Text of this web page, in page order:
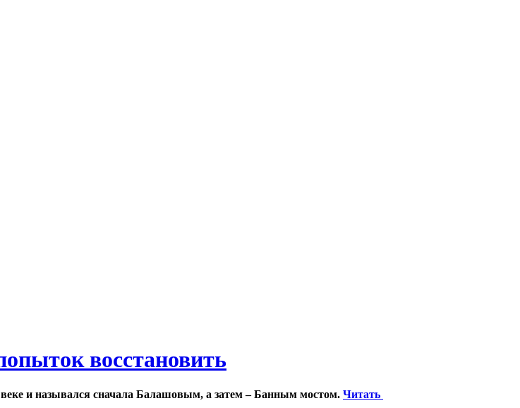
восстановить
и назывался сначала Балашовым, а затем – Банным мостом. Читать